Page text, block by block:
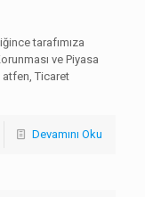
tarafımıza
ve Piyasa
atfen, Ticaret
Devamını Oku